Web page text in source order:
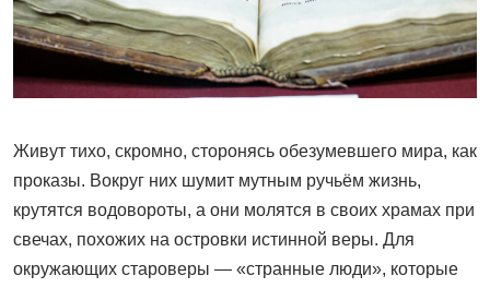
Живут тихо, скромно, сторонясь обезумевшего мира, как
проказы. Вокруг них шумит мутным ручь­ём жизнь,
крутятся водовороты, а они молятся в своих храмах при
свечах, похожих на островки истинной веры. Для
окружающих староверы — «странные люди», которые